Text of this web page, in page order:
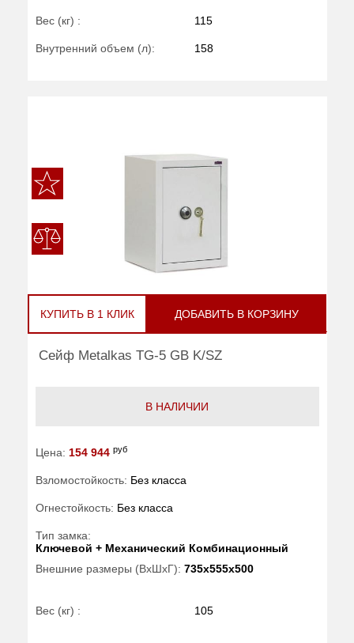
Вес (кг) : 115
Внутренний объем (л): 158
КУПИТЬ В 1 КЛИК ДОБАВИТЬ В КОРЗИНУ
Сейф Metalkas TG-5 GB K/SZ
В НАЛИЧИИ
Цена: 154 944 руб
Взломостойкость: Без класса
Огнестойкость: Без класса
Тип замка:
Ключевой + Механический Комбинационный
Внешние размеры (ВхШхГ): 735x555x500
Вес (кг) : 105